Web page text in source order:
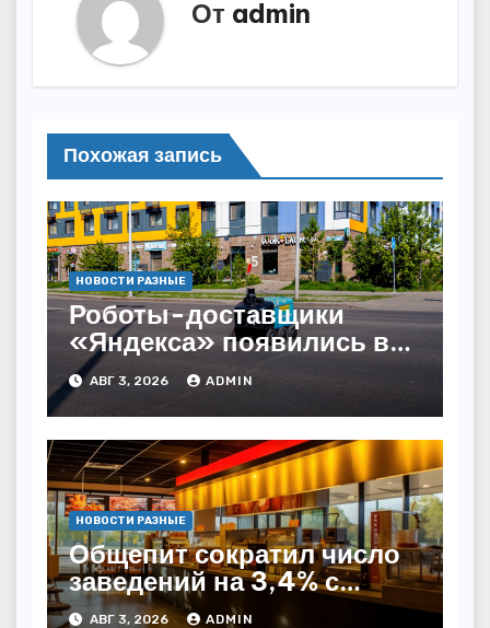
От admin
Похожая запись
НОВОСТИ РАЗНЫЕ
Роботы-доставщики
«Яндекса» появились в
Казахстане
АВГ 3, 2026 ADMIN
НОВОСТИ РАЗНЫЕ
Общепит сократил число
заведений на 3,4% с
начала года — INFOLine
АВГ 3, 2026 ADMIN